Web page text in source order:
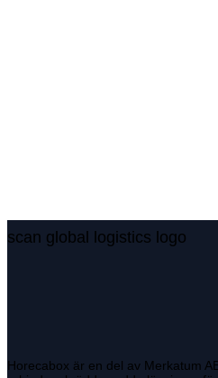
scan global logistics logo
Horecabox är en del av Merkatum